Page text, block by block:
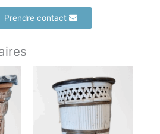
Prendre contact